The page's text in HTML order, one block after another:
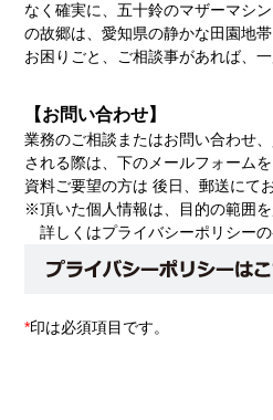
なく確実に、五十鈴のマザーマシ
の故郷は、愛知県の静かな田園地帯
お困りごと、ご相談事があれば、
【お問い合わせ】
業務のご相談またはお問い合わせ
される際は、下のメールフォームを
資料ご要望の方は 後日、郵送にて
※頂いた個人情報は、目的の範囲を
詳しくはプライバシーポリシー
*印は必須項目です。